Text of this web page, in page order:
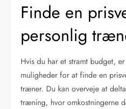
Finde en
personlig
Hvis du har et stramt budget,
muligheder for at finde en
træner. Du kan overveje at
træning, hvor omkostningerne